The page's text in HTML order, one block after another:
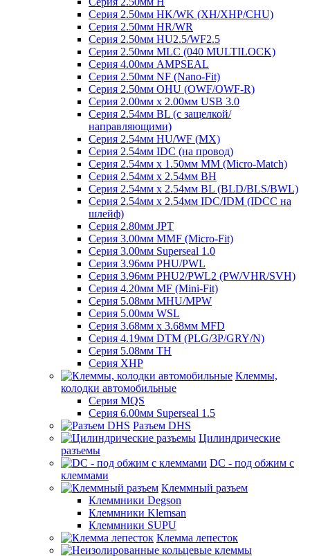
Серия 2.50мм HK/WK (XH/XHP/CHU)
Серия 2.50мм HR/WR
Серия 2.50мм HU2.5/WF2.5
Серия 2.50мм MLC (040 MULTILOCK)
Серия 4.00мм AMPSEAL
Серия 2.50мм NF (Nano-Fit)
Серия 2.50мм OHU (OWF/OWF-R)
Серия 2.00мм x 2.00мм USB 3.0
Серия 2.54мм BL (с защелкой/
направляющими)
Серия 2.54мм HU/WF (MX)
Серия 2.54мм IDC (на провод)
Серия 2.54мм х 1.50мм MM (Micro-Match)
Серия 2.54мм х 2.54мм BH
Серия 2.54мм х 2.54мм BL (BLD/BLS/BWL)
Серия 2.54мм х 2.54мм IDC/IDM (IDCC на
шлейф)
Серия 2.80мм JPT
Серия 3.00мм MMF (Micro-Fit)
Серия 3.00мм Superseal 1.0
Серия 3.96мм PHU/PWL
Серия 3.96мм PHU2/PWL2 (PW/VHR/SVH)
Серия 4.20мм MF (Mini-Fit)
Серия 5.08мм MHU/MPW
Серия 5.00мм WSL
Серия 3.68мм х 3.68мм MFD
Серия 4.19мм DTM (PLG/3P/GRY/N)
Серия 5.08мм TH
Серия XHP
Клеммы,
колодки автомобильные
Серия MQS
Серия 6.00мм Superseal 1.5
Разъем DHS
Цилиндрические
разъемы
DC - под обжим с
клеммами
Клеммный разъем
Клеммники Degson
Клеммники Klemsan
Клеммники SUPU
Клемма лепесток